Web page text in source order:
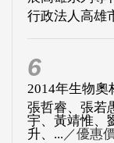
行政法人高雄
6
2014年生物奧
張哲睿、張若
宇、黃靖惟、
升、... ／優惠